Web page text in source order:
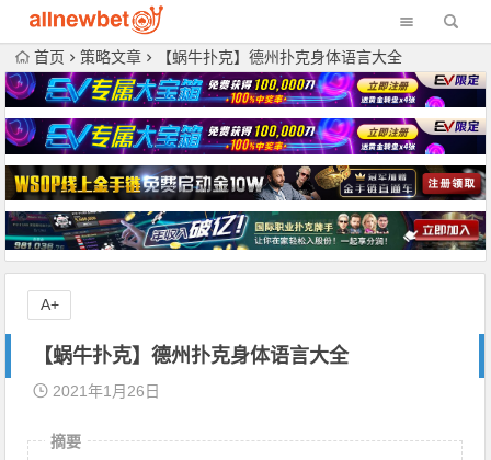
首页 策略文章 【蜗牛扑克】德州扑克身体语言大全
【蜗牛扑克】德州扑克身体语言大全
2021年1月26日
摘要
A+